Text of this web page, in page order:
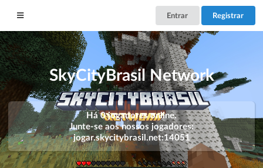
Entrar Registrar
SkyCityBrasil Network
Há 0 jogadores online.
Junte-se aos nossos jogadores:
jogar.skycitybrasil.net:14051